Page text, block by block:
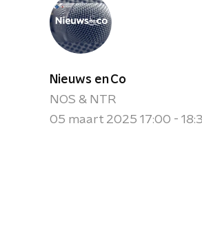
Nieuws en Co
NOS & NTR
05 maart 2025 17:00 -